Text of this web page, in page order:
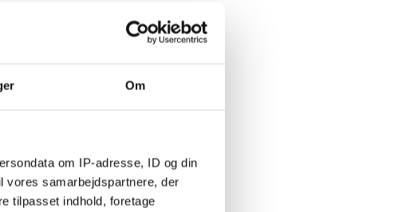
Om
om IP-adresse, ID og din
samarbejdspartnere, der
tilpasset indhold, foretage